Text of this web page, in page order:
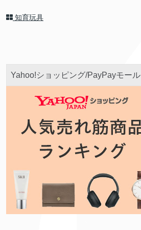
知育玩具
Yahoo!ショッピング/PayPayモール